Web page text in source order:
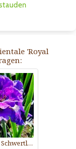
'Royal
Sibirische Schwertlilie